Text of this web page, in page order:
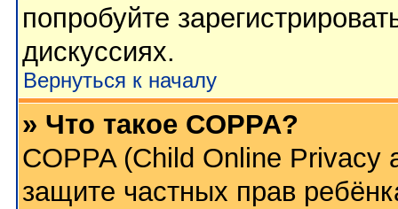
попробуйте
дискуссиях.
Вернуться к началу
» Что такое COPPA?
COPPA (Child Online Privacy
защите частных прав